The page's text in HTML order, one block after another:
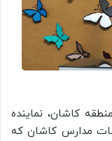
کاشان، نماینده
مدارس کاشان که